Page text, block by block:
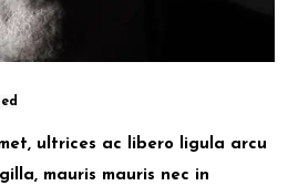
ultrices ac libero ligula arcu
mauris mauris nec in